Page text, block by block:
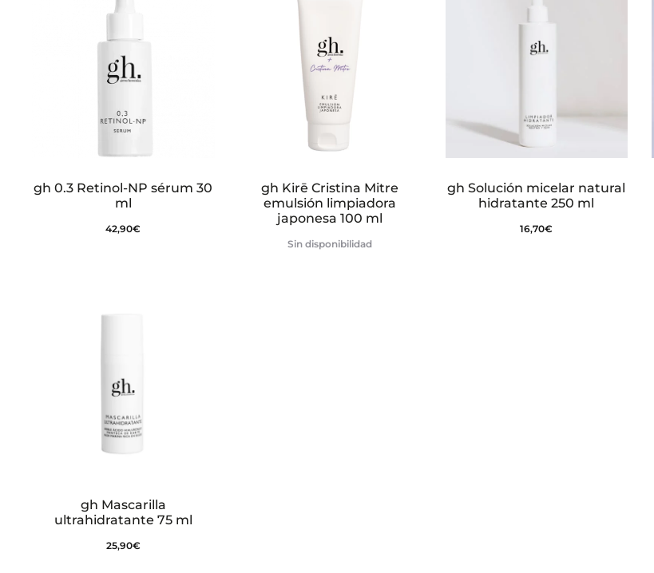
gh 0.3 Retinol-NP sérum 30
ml
42,90€
gh Kirē Cristina Mitre
emulsión limpiadora
japonesa 100 ml
Sin disponibilidad
gh Solución micelar natural
hidratante 250 ml
16,70€
gh Mascarilla
ultrahidratante 75 ml
25,90€